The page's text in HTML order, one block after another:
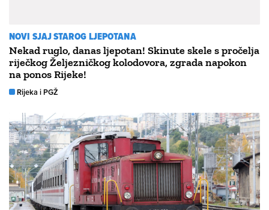
NOVI SJAJ STAROG LJEPOTANA
Nekad ruglo, danas ljepotan! Skinute skele s pročelja
riječkog Željezničkog kolodovora, zgrada napokon
na ponos Rijeke!
Rijeka i PGŽ